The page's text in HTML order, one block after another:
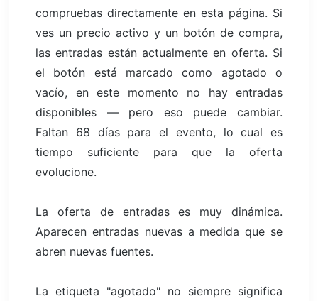
compruebas directamente en esta página. Si
ves un precio activo y un botón de compra,
las entradas están actualmente en oferta. Si
el botón está marcado como agotado o
vacío, en este momento no hay entradas
disponibles — pero eso puede cambiar.
Faltan 68 días para el evento, lo cual es
tiempo suficiente para que la oferta
evolucione.
La oferta de entradas es muy dinámica.
Aparecen entradas nuevas a medida que se
abren nuevas fuentes.
La etiqueta "agotado" no siempre significa